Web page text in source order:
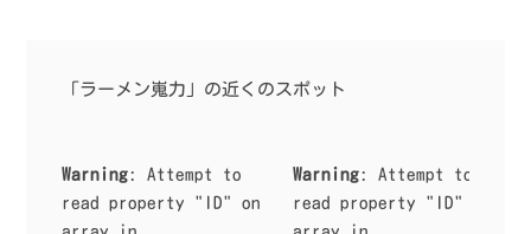
「ラーメン嵬力」の近くのスポット
Warning: Attempt to
read property "ID" on
Warning: Attempt to
read property "ID" on